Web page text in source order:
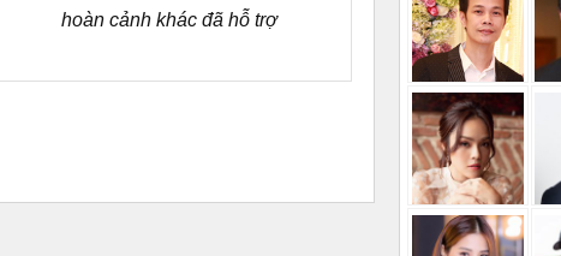
hoàn cảnh khác đã hỗ trợ